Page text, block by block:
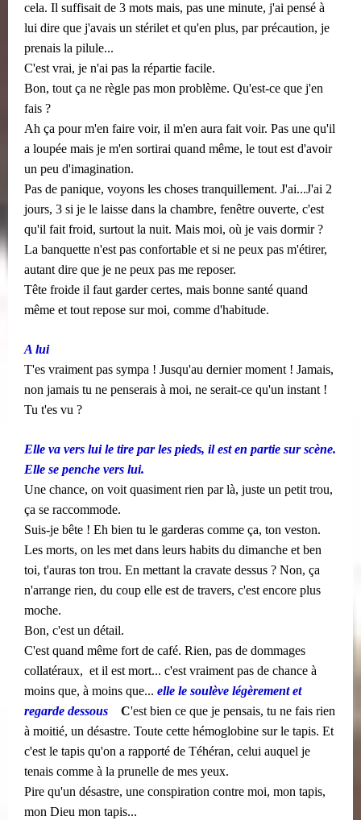
cela. Il suffisait de 3 mots mais, pas une minute, j'ai pensé à
lui dire que j'avais un stérilet et qu'en plus, par précaution, je
prenais la pilule...
C'est vrai, je n'ai pas la répartie facile.
Bon, tout ça ne règle pas mon problème. Qu'est-ce que j'en
fais ?
Ah ça pour m'en faire voir, il m'en aura fait voir. Pas une qu'il
a loupée mais je m'en sortirai quand même, le tout est d'avoir
un peu d'imagination.
Pas de panique, voyons les choses tranquillement. J'ai...J'ai 2
jours, 3 si je le laisse dans la chambre, fenêtre ouverte, c'est
qu'il fait froid, surtout la nuit. Mais moi, où je vais dormir ?
La banquette n'est pas confortable et si ne peux pas m'étirer,
autant dire que je ne peux pas me reposer.
Tête froide il faut garder certes, mais bonne santé quand
même et tout repose sur moi, comme d'habitude.
A lui
T'es vraiment pas sympa ! Jusqu'au dernier moment ! Jamais,
non jamais tu ne penserais à moi, ne serait-ce qu'un instant !
Tu t'es vu ?
Elle va vers lui le tire par les pieds, il est en partie sur scène.
Elle se penche vers lui.
Une chance, on voit quasiment rien par là, juste un petit trou,
ça se raccommode.
Suis-je bête ! Eh bien tu le garderas comme ça, ton veston.
Les morts, on les met dans leurs habits du dimanche et ben
toi, t'auras ton trou. En mettant la cravate dessus ? Non, ça
n'arrange rien, du coup elle est de travers, c'est encore plus
moche.
Bon, c'est un détail.
C'est quand même fort de café. Rien, pas de dommages
collatéraux, ​​ et il est mort... c'est vraiment pas de chance à
moins que, à moins que... elle le soulève légèrement et
regarde dessous
C'est bien ce que je pensais, tu ne fais rien
à moitié, un désastre. Toute cette hémoglobine sur le tapis. Et
c'est le tapis qu'on a rapporté de Téhéran, celui auquel je
tenais comme à la prunelle de mes yeux.
Pire qu'un désastre, une conspiration contre moi, mon tapis,
mon Dieu mon tapis...